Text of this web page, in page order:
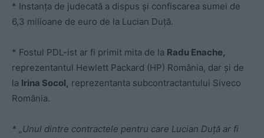
* Instanța de judecată a dispus și confiscarea sumei de
6,3 milioane de euro de la Lucian Duță.
* Fostul PDL-ist ar fi primit mita de la Radu Enache,
reprezentantul Hewlett Packard (HP) România, dar și de
la Irina Socol, reprezentanta subcontractantului Siveco
România.
* „Unul dintre contractele pentru care Lucian Duţă ar fi